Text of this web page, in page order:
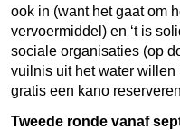
ook in (want het gaat om
vervoermiddel) en ‘t is
sociale organisaties (op
vuilnis uit het water
gratis een kano
Tweede ronde vanaf